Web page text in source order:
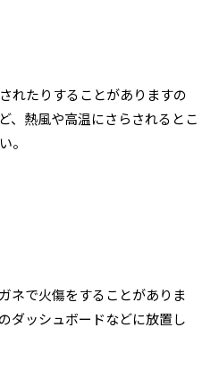
れたりすることがありますの
、熱風や高温にさらされるとこ
。
ネで火傷をすることがありま
ダッシュボードなどに放置し